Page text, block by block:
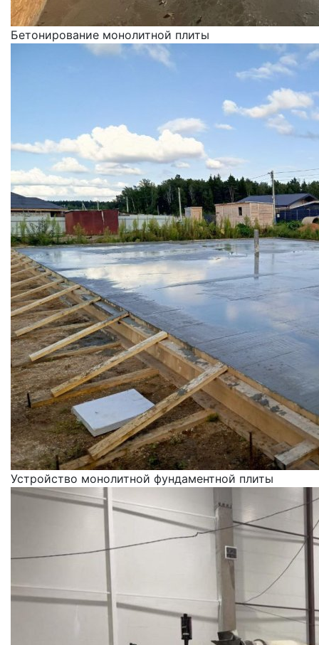
Бетонирование монолитной плиты
Устройство монолитной фундаментной плиты